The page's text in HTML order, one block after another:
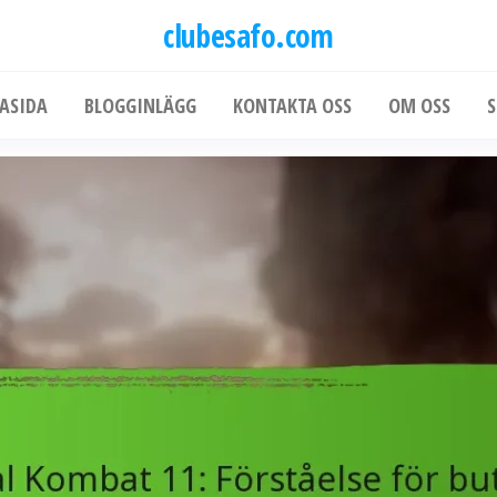
clubesafo.com
BLOGGINLÄGG KONTAKTA OSS OM OSS